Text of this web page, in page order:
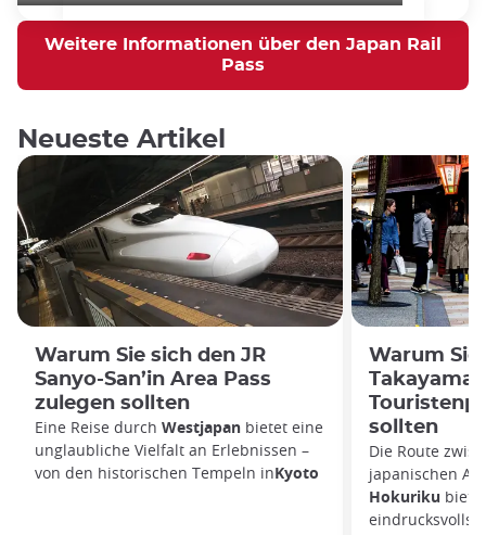
Weitere Informationen über den Japan Rail
Pass
Neueste Artikel
Warum Sie sich den JR
Sanyo-San’in Area Pass
zulegen sollten
Eine Reise durch Westjapan bietet eine
unglaubliche Vielfalt an Erlebnissen –
von den historischen Tempeln inKyoto
Warum Sie
sollten
Die Route
japanischen
Hokuriku